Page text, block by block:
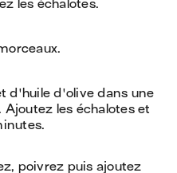
les échalotes.
d'huile d'olive dans une
les échalotes et
poivrez puis ajoutez